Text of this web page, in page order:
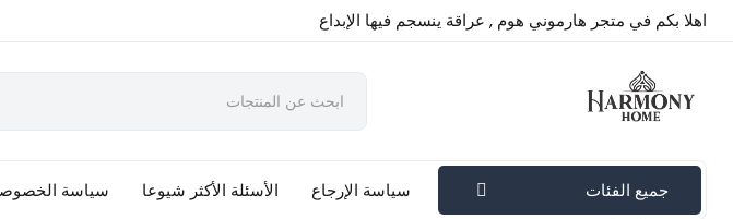
اهلا بكم في متجر هارموني هوم , عراقة ينسجم فيها الإبداع
جميع الفئات سياسة الإرجاع الأسئلة الأكثر شيوعا سياسة